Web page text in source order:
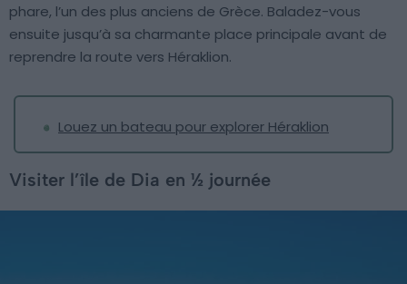
phare, l’un des plus anciens de Grèce. Baladez-vous
ensuite jusqu’à sa charmante place principale avant de
reprendre la route vers Héraklion.
Louez un bateau pour explorer Héraklion
Visiter l’île de Dia en ½ journée